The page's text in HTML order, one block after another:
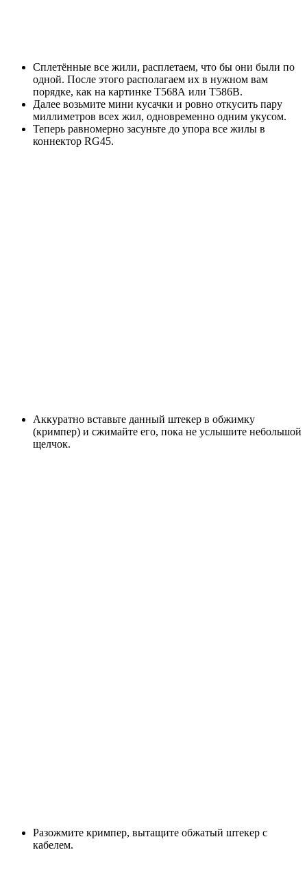
Сплетённые все жили, расплетаем, что бы они были по
одной. После этого располагаем их в нужном вам
порядке, как на картинке Т568А или Т586В.
Далее возьмите мини кусачки и ровно откусить пару
миллиметров всех жил, одновременно одним укусом.
Теперь равномерно засуньте до упора все жилы в
коннектор RG45.
Аккуратно вставьте данный штекер в обжимку
(кримпер) и сжимайте его, пока не услышите небольшой
щелчок.
Разожмите кримпер, вытащите обжатый штекер с
кабелем.